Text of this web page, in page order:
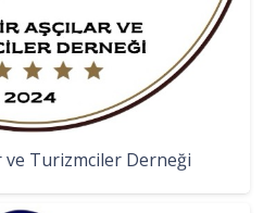
ve Turizmciler Derneği